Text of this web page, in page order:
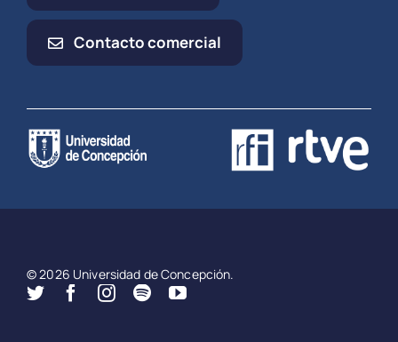
Contacto comercial
© 2026 Universidad de Concepción.